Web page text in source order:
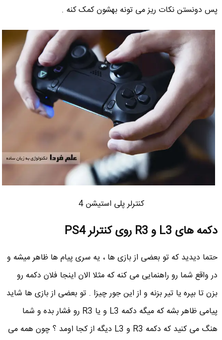
پس دونستن نکات ریز می تونه بهشون کمک کنه .
کنترلر پلی استیشن 4
دکمه های L3 و R3 روی کنترلر PS4
حتما دیدید که تو بعضی از بازی ها ، یه سری پیام ها ظاهر میشه و
در واقع شما رو راهنمایی می کنه که مثلا الان اینجا فلان دکمه رو
بزن تا بپره یا تیر بزنه و از این جور چیزا . تو بعضی از بازی ها شاید
پیامی ظاهر بشه که میگه دکمه L3 و یا R3 رو فشار بده و شما
هنگ می کنید که دکمه R3 و L3 دیگه از کجا اومد ؟ چون همه می